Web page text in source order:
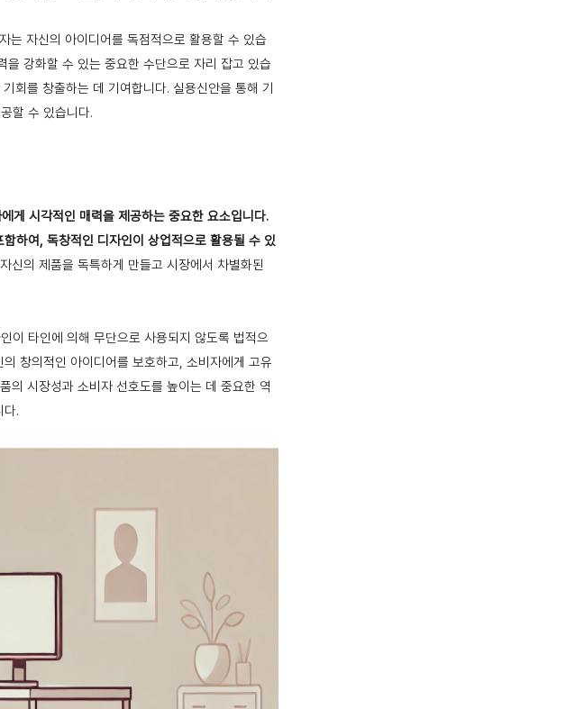
는 자신의 아이디어를 독점적으로 활용할 수 있습
강화할 수 있는 중요한 수단으로 자리 잡고 있습
회를 창출하는 데 기여합니다. 실용신안을 통해 기
할 수 있습니다.
게 시각적인 매력을 제공하는 중요한 요소입니다.
하여, 독창적인 디자인이 상업적으로 활용될 수 있
신의 제품을 독특하게 만들고 시장에서 차별화된
이 타인에 의해 무단으로 사용되지 않도록 법적으
창의적인 아이디어를 보호하고, 소비자에게 고유
의 시장성과 소비자 선호도를 높이는 데 중요한 역
다.